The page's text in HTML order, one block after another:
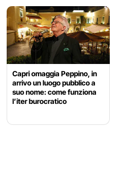
Capri omaggia Peppino, in
arrivo un luogo pubblico a
suo nome: come funziona
l’iter burocratico